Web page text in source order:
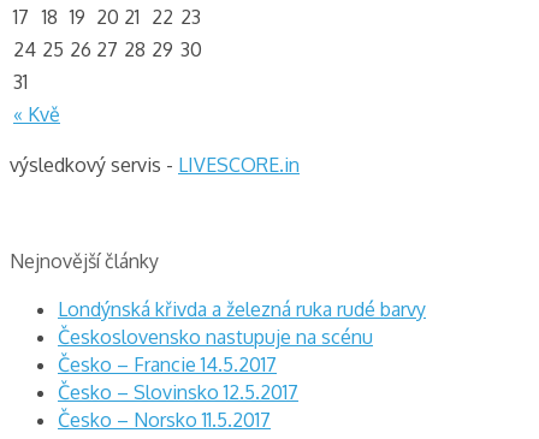
« Kvě
17 18 19 20 21 22 23
24 25 26 27 28 29 30
31
výsledkový servis - LIVESCORE.in
Nejnovější články
Londýnská křivda a železná ruka rudé barvy
Československo nastupuje na scénu
Česko – Francie 14.5.2017
Česko – Slovinsko 12.5.2017
Česko – Norsko 11.5.2017